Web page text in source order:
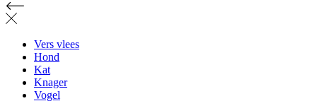
Vers vlees
Hond
Kat
Knager
Vogel